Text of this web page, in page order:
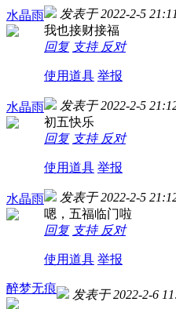
水晶雨 发表于 2022-2-5 21:11
我也接财接福
回复 支持 反对
使用道具 举报
水晶雨 发表于 2022-2-5
初五快乐
回复 支持 反对
使用道具 举报
水晶雨 发表于 2022-2-5
嗯，五福临门啦
回复 支持 反对
使用道具 举报
醉梦无痕 发表于 2022-2-6